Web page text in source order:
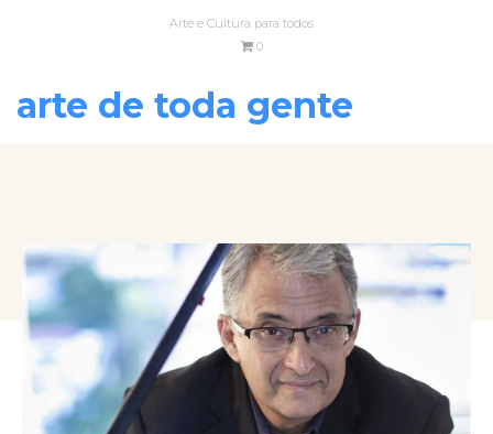
Arte e Cultura para todos
0
arte de toda gente
VOLTAR